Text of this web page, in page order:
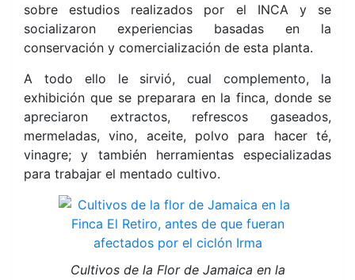
sobre estudios realizados por el INCA y se
socializaron experiencias basadas en la
conservación y comercialización de esta planta.
A todo ello le sirvió, cual complemento, la
exhibición que se preparara en la finca, donde se
apreciaron extractos, refrescos gaseados,
mermeladas, vino, aceite, polvo para hacer té,
vinagre; y también herramientas especializadas
para trabajar el mentado cultivo.
Cultivos de la Flor de Jamaica en la